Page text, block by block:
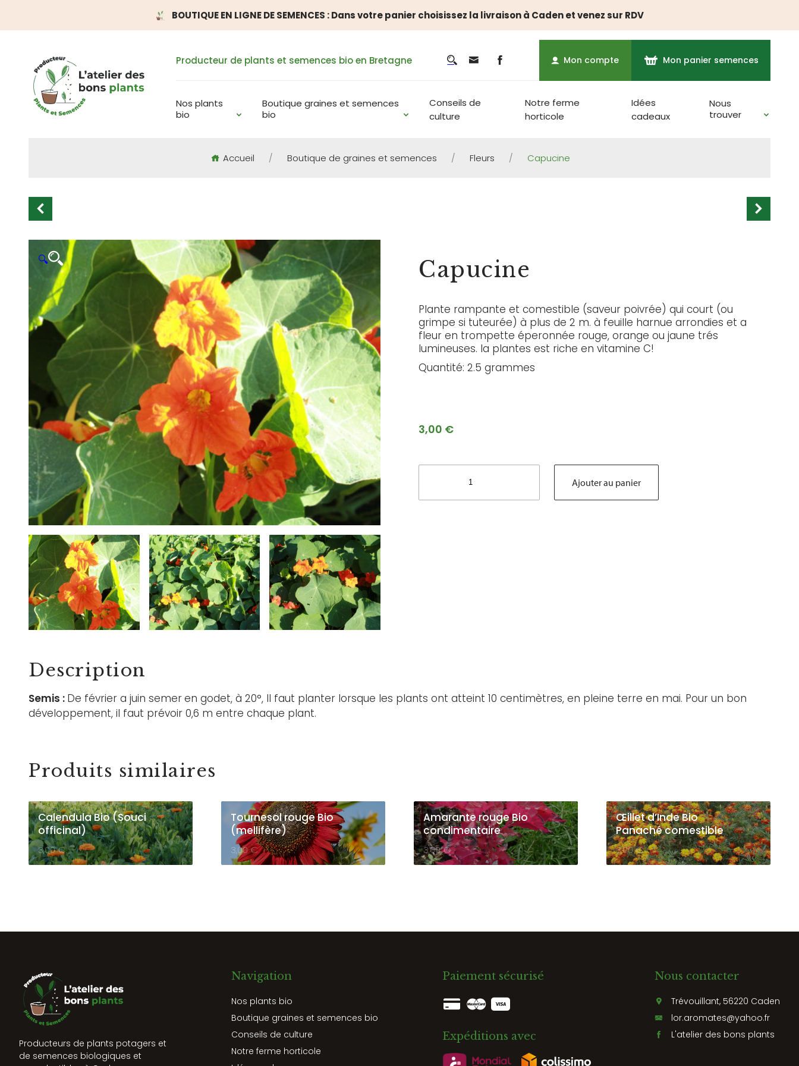
BOUTIQUE EN LIGNE DE SEMENCES : Dans votre panier choisissez la livraison à Caden et venez sur RDV
Producteur de plants et semences bio en Bretagne Mon compte Mon panier semences
Nos plants
bio
Boutique graines et semences
bio
Conseils de
culture
Notre ferme
horticole
Idées
cadeaux
Nous
trouver
Accueil / Boutique de graines et semences / Fleurs / Capucine
🔍 Capucine
Plante rampante et comestible (saveur poivrée) qui court (ou
grimpe si tuteurée) à plus de 2 m. à feuille harnue arrondies et a
fleur en trompette éperonnée rouge, orange ou jaune trés
lumineuses. la plantes est riche en vitamine C!
Quantité: 2.5 grammes
3,00 €
quantité
Capucine
Ajouter au panier
Description
Semis : De février a juin semeren godet, à 20°, Il faut planter lorsque les plants ont atteint 10 centimètres, en pleine terre en mai. Pour un bon
développement, il faut prévoir 0,6 m entre chaque plant.
Produits similaires
Calendula Bio (Souci
officinal)
3,00€
Tournesol rouge Bio
(mellifère)
3,00€
Amarante rouge Bio
condimentaire
3,00€
Œillet d’Inde Bio
Panaché comestible
3,00€
Producteurs de plants potagers et
de semences biologiques et
Navigation
Nos plants bio
Boutique graines et semences bio
Conseils de culture
Notre ferme horticole
Paiement sécurisé
Expéditions avec
Nous contacter
Trévouillant, 56220 Caden
lor.aromates@yahoo.fr
L'atelier des bons plants